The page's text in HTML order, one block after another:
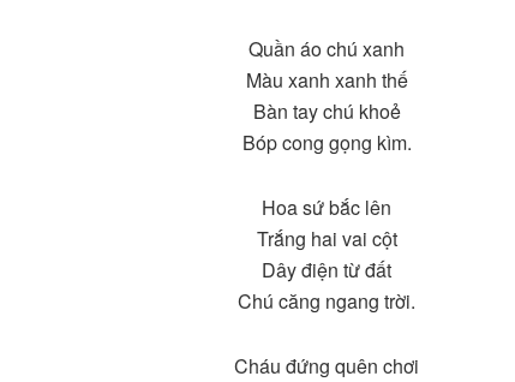
Quần áo chú xanh
Màu xanh xanh thế
Bàn tay chú khoẻ
Bóp cong gọng kìm.
Hoa sứ bắc lên
Trắng hai vai cột
Dây điện từ đất
Chú căng ngang trời.
Cháu đứng quên chơi